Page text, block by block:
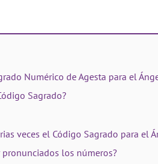
Numérico de Agesta para el
Sagrado?
veces el Código Sagrado para el
pronunciados los números?